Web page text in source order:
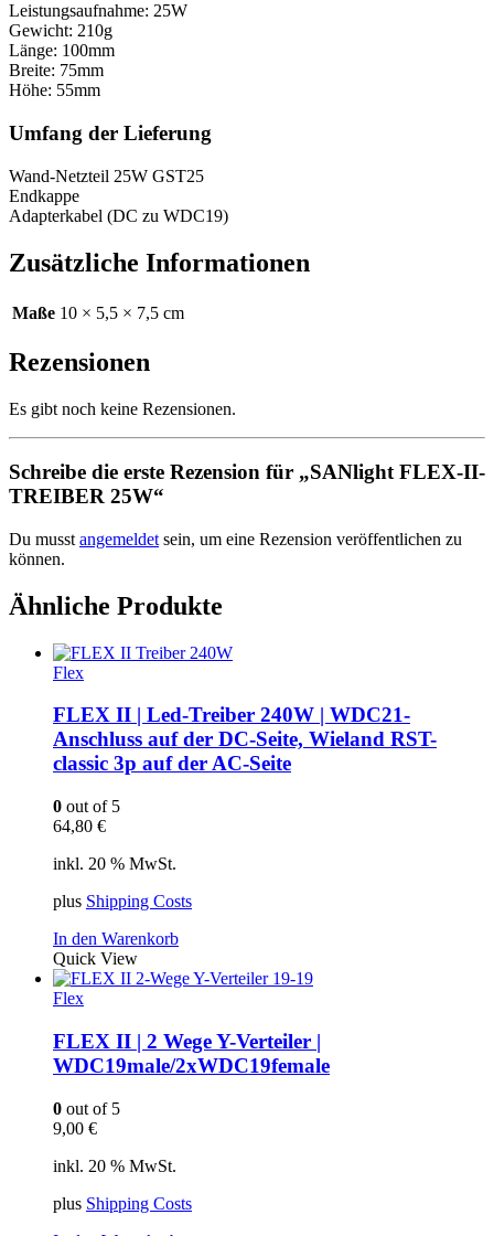
Leistungsaufnahme: 25W
Gewicht: 210g
Länge: 100mm
Breite: 75mm
Höhe: 55mm
Umfang der Lieferung
Wand-Netzteil 25W GST25
Endkappe
Adapterkabel (DC zu WDC19)
Zusätzliche Informationen
Maße 10 × 5,5 × 7,5 cm
Rezensionen
Es gibt noch keine Rezensionen.
Schreibe die erste Rezension für „SANlight FLEX-II-
TREIBER 25W“
Du musst angemeldet sein, um eine Rezension veröffentlichen zu
können.
Ähnliche Produkte
Flex
FLEX II | Led-Treiber 240W | WDC21-
Anschluss auf der DC-Seite, Wieland RST-
classic 3p auf der AC-Seite
0 out of 5
64,80 €
inkl. 20 % MwSt.
plus Shipping Costs
In den Warenkorb
Quick View
Flex
FLEX II | 2 Wege Y-Verteiler |
WDC19male/2xWDC19female
0 out of 5
9,00 €
inkl. 20 % MwSt.
plus Shipping Costs